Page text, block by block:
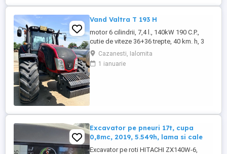
Vand Valtra T 193 H
motor 6 cilindrii, 7,4 l., 140kW 190 C.P.,
cutie de viteze 36+36 trepte, 40 km. h, 3
prize hidraulice, 650 65 r 42 spate, 540 65 r
30, 6.240 ore, an 2013, TVA inclus în preț.
Cazanesti, Ialomita
1 ianuarie
Excavator pe pneuri 17t, cupa
0,8mc, 2019, 5.549h, lama si cale
Excavator pe roti HITACHI ZX140W-6,